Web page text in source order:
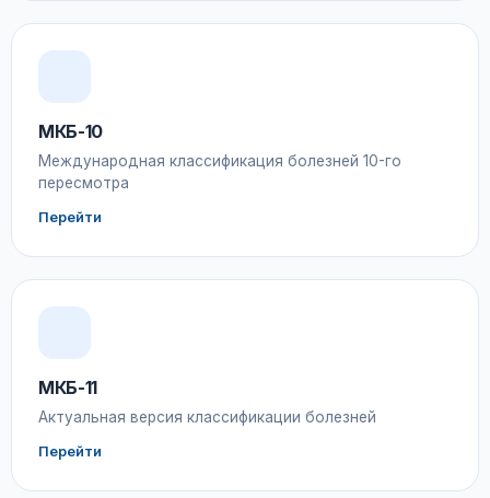
МКБ-10
Международная классификация болезней 10-го
пересмотра
Перейти
МКБ-11
Актуальная версия классификации болезней
Перейти